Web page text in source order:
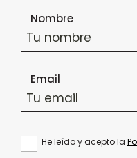
Formulario de
Nombre
Email
He leído y acepto la